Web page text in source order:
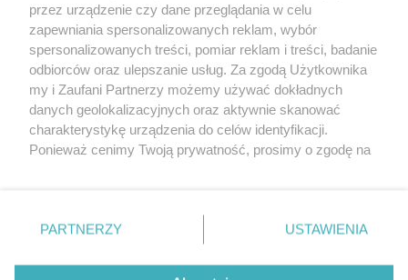
O FIRMIE POLITYKA PRYWATNOŚCI HOSTING
REKLAMA WSPÓŁPRACA RSS FACEBOOK KONTAKT
Nasze serwisy
Aktualności
Tcz24
Historia miasta
Muzyka i kultura
Archiwum wydarzeń
Zdjęcia miasta
przez urządzenie czy dane przeglądania w celu
zapewniania spersonalizowanych reklam, wybór
spersonalizowanych treści, pomiar reklam i treści, badanie
odbiorców oraz ulepszanie usług. Za zgodą Użytkownika
my i Zaufani Partnerzy możemy używać dokładnych
danych geolokalizacyjnych oraz aktywnie skanować
charakterystykę urządzenia do celów identyfikacji.
Ponieważ cenimy Twoją prywatność, prosimy o zgodę na
znajdujący się w lewym dolnym rogu strony
. Niektóre
PARTNERZY USTAWIENIA